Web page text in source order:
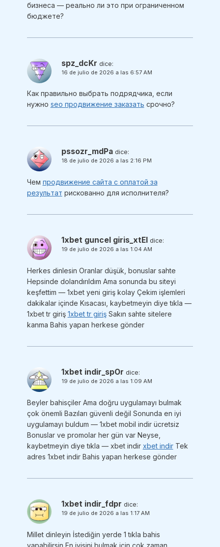
бизнеса — реально ли это при ограниченном
бюджете?
spz_dcKr dice:
16 de julio de 2026 a las 6:57 AM
Как правильно выбрать подрядчика, если
нужно seo продвижение заказать срочно?
pssozr_mdPa dice:
18 de julio de 2026 a las 2:16 PM
Чем продвижение сайта с оплатой за
результат рискованно для исполнителя?
1xbet guncel giris_xtEl dice:
19 de julio de 2026 a las 1:04 AM
Herkes dinlesin Oranlar düşük, bonuslar sahte
Hepsinde dolandırıldım Ama sonunda bu siteyi
keşfettim — 1xbet yeni giriş kolay Çekim işlemleri
dakikalar içinde Kısacası, kaybetmeyin diye tıkla —
1xbet tr giriş 1xbet tr girişSakın sahte sitelere
kanma Bahis yapan herkese gönder
1xbet indir_spOr dice:
19 de julio de 2026 a las 1:09 AM
Beyler bahisçiler Ama doğru uygulamayı bulmak
çok önemli Bazıları güvenli değil Sonunda en iyi
uygulamayı buldum — 1xbet mobil indir ücretsiz
Bonuslar ve promolar her gün var Neyse,
kaybetmeyin diye tıkla — xbet indir xbet indirTek
adres 1xbet indir Bahis yapan herkese gönder
1xbet indir_fdpr dice:
19 de julio de 2026 a las 1:17 AM
Millet dinleyin İstediğin yerde 1 tıkla bahis
yapabilirsin En iyisini bulmak için çok zaman